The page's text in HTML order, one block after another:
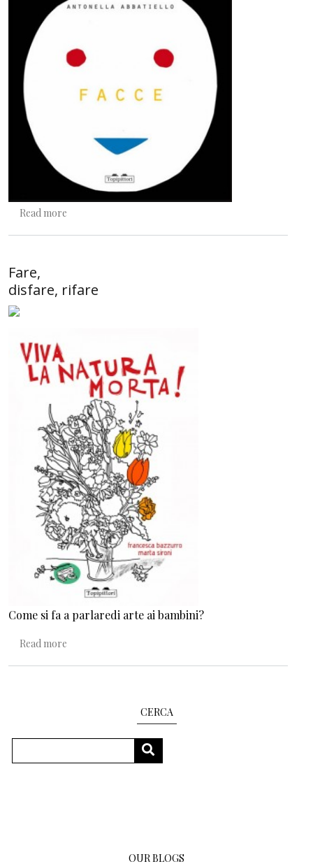
Read more
Fare,
disfare, rifare
Come si fa a parlaredi arte ai bambini?
Read more
CERCA
SEARCH
OUR BLOGS